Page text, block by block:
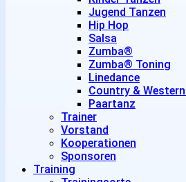
Jugend Tanzen
Hip Hop
Salsa
Zumba®
Zumba® Toning
Linedance
Country &
Paartanz
Trainer
Vorstand
Kooperationen
Sponsoren
Training